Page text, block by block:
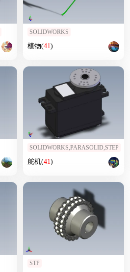
SOLIDWORKS
植物(41)
SOLIDWORKS,PARASOLID,STEP
舵机(41)
STP